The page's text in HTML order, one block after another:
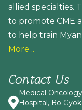
allied specialties.
to promote CME
to help train
More ..
Contact Us
Medical
Hospital, Bo